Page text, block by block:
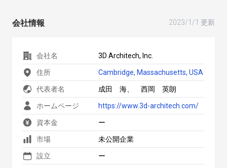
会社情報 2023/1/1 更新
会社名 3D Architech, Inc.
住所 Cambridge, Massachusetts, USA
代表者名 成田 海、 西岡 英朗
ホームページ https://www.3d-architech.com/
資本金 ー
市場 未公開企業
設立 ー